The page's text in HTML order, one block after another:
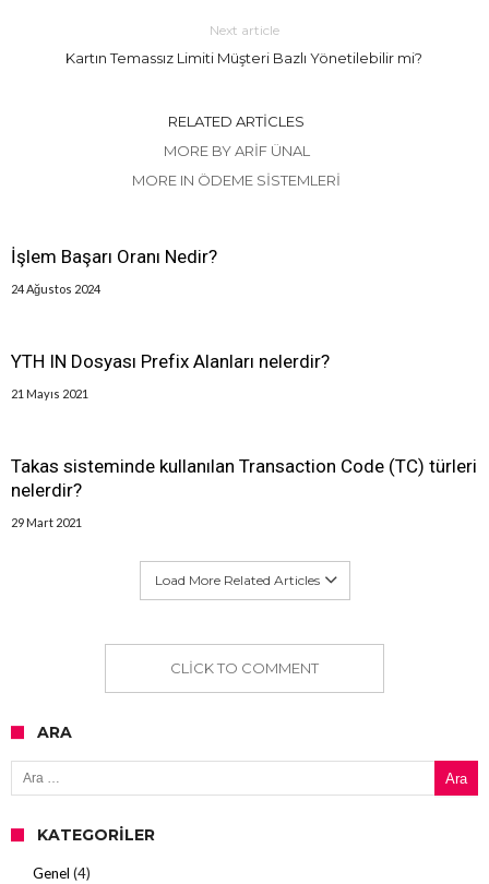
Next article
Kartın Temassız Limiti Müşteri Bazlı Yönetilebilir mi?
RELATED ARTICLES
MORE BY ARIF ÜNAL
MORE IN ÖDEME SISTEMLERI
İşlem Başarı Oranı Nedir?
24 Ağustos 2024
YTH IN Dosyası Prefix Alanları nelerdir?
21 Mayıs 2021
Takas sisteminde kullanılan Transaction Code (TC) türleri
nelerdir?
29 Mart 2021
Load More Related Articles
CLICK TO COMMENT
ARA
Arama:
KATEGORILER
Genel (4)